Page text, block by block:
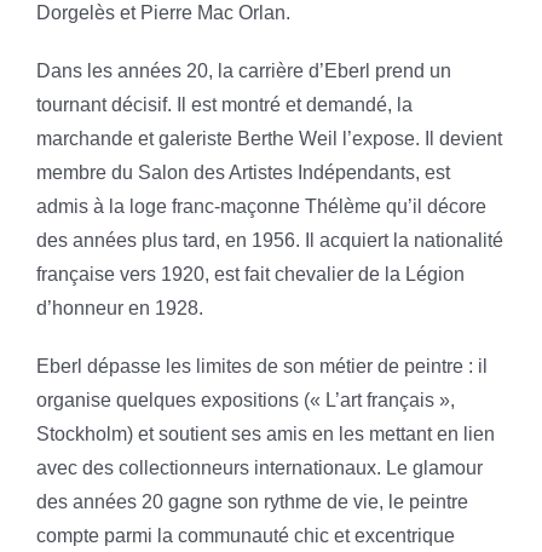
Dorgelès et Pierre Mac Orlan.
Dans les années 20, la carrière d’Eberl prend un
tournant décisif. Il est montré et demandé, la
marchande et galeriste Berthe Weil l’expose. Il devient
membre du Salon des Artistes Indépendants, est
admis à la loge franc-maçonne Thélème qu’il décore
des années plus tard, en 1956. Il acquiert la nationalité
française vers 1920, est fait chevalier de la Légion
d’honneur en 1928.
Eberl dépasse les limites de son métier de peintre : il
organise quelques expositions (« L’art français »,
Stockholm) et soutient ses amis en les mettant en lien
avec des collectionneurs internationaux. Le glamour
des années 20 gagne son rythme de vie, le peintre
compte parmi la communauté chic et excentrique